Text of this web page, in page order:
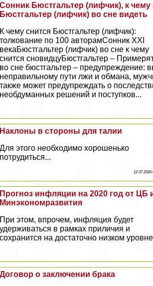
Сонник Бюcтгальтер (лифчик), к чему
Бюcтгальтер (лифчик) во сне видеть
К чему снится Бюcтгальтер (лифчик):
толкование по 100 авторамСонник XXI
векаБюcтгальтер (лифчик) во сне к чему
снится сновидцуБюcтгальтер –
во сне бюcтгальтер – предупреждение:
неправильному пути лжи и обмана,
также может предупреждать о
необдуманных решений и поступков...
Наклоны в стороны для талии
Для этого необходимо хорошенько
потрудиться...
12 07 2026
Прогноз инфляции на 2020 год от ЦБ
Минэкономразвития
При этом, впрочем, инфляция будет
удерживаться в рамках приличия и
сохранится на достаточно низком
Договор о заключении бpaка